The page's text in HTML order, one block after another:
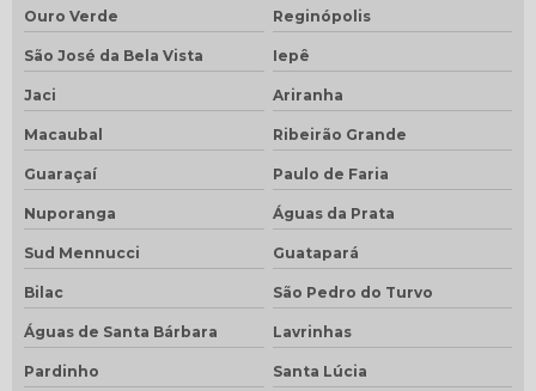
Ouro Verde Reginópolis
São José da Bela Vista Iepê
Jaci Ariranha
Macaubal Ribeirão Grande
Guaraçaí Paulo de Faria
Nuporanga Águas da Prata
Sud Mennucci Guatapará
Bilac São Pedro do Turvo
Águas de Santa Bárbara Lavrinhas
Pardinho Santa Lúcia